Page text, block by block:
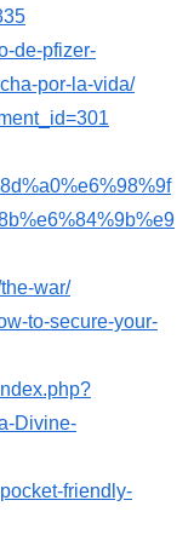
de-pfizer-
por-la-vida/
war/
to-secure-your-
Divine-
friendly-